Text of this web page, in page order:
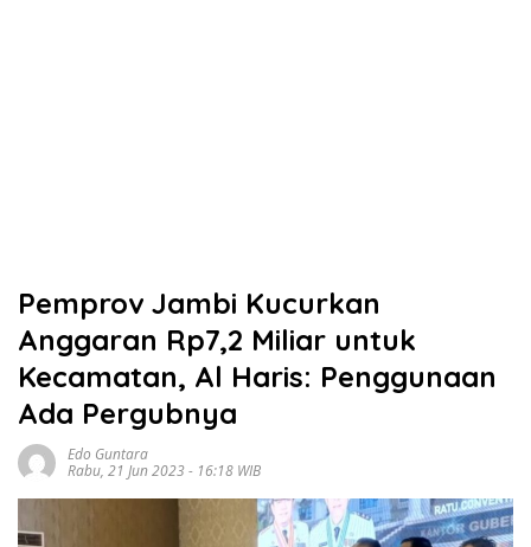
Pemprov Jambi Kucurkan
Anggaran Rp7,2 Miliar untuk
Kecamatan, Al Haris: Penggunaan
Ada Pergubnya
Edo Guntara
Rabu, 21 Jun 2023 - 16:18 WIB